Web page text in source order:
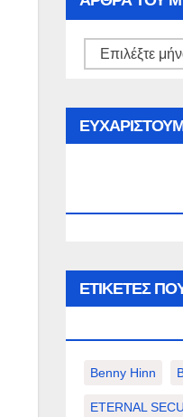
Αρθρα
μήνα…
ΕΤΙΚΈΤΕΣ
Benny Hinn
ETERNAL